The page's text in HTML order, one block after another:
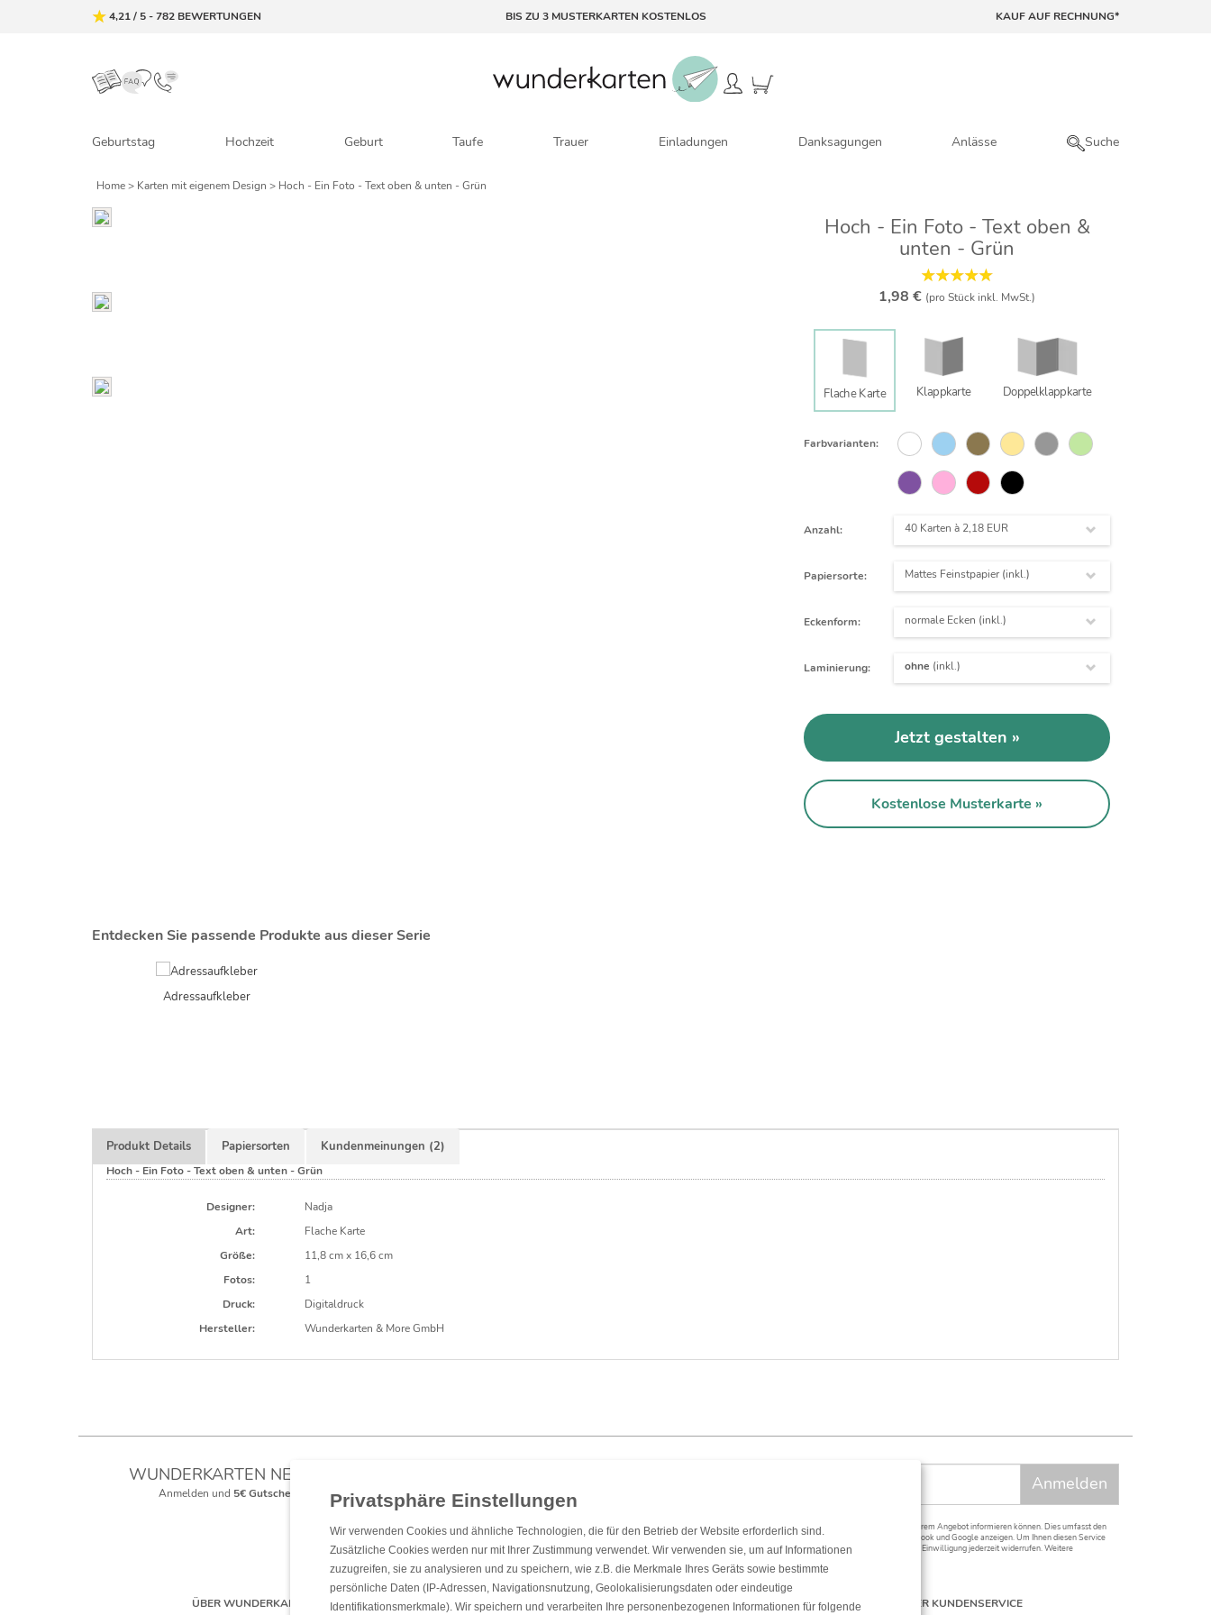
4,21/ 5-782 BEWERTUNGEN BIS ZU 3 MUSTERKARTEN KOSTENLOS KAUF AUF RECHNUNG*
Geburtstag Hochzeit Geburt Taufe Trauer Einladungen Danksagungen Anlässe Suche
Home> Karten mit eigenem Design > Hoch - Ein Foto - Text oben & unten - Grün
Hoch - Ein Foto - Text oben &
unten - Grün
1,98 € (pro Stück inkl. MwSt.)
Flache Karte Klappkarte Doppelklapp­karte
Farbvarianten:
Anzahl: 40 Karten à 2,18 EUR
Papiersorte: Mattes Feinstpapier (inkl.)
Eckenform: normale Ecken (inkl.)
Laminierung: ohne (inkl.)
Jetzt gestalten
Kostenlose Musterkarte
Entdecken Sie passende Produkte aus dieser Serie
Adressaufkleber
Produkt Details Papiersorten Kundenmeinungen (2)
Hoch - Ein Foto - Text oben & unten - Grün
Designer:
Nadja
Art:
Flache Karte
Größe:
11,8 cm x 16,6 cm
Fotos:
1
Druck:
Digitaldruck
Hersteller:
Wunderkarten & More GmbH
WUNDERKARTEN NEWSLETTER
Anmelden und 5€ Gutschein ** sichern!
Einwilligung zur Datennutzung für Marketingzwecke:Hiermit willigen Sie ein, dass wir Sie mit neuesten Informationen aus unserem Angebot informieren können. Dies umfasst den
Versand unseres Newsletters. Zudem können wir Ihnen Produktinformationen zu Ihren Interessen auf anderen Plattformen wie Facebook und Google anzeigen. Um Ihnen diesen Service
anbieten zu können, nutzen wir Ihre personenbezogenen Daten und teilen diese auch mit Dritten, wenn erforderlich. Sie können diese Einwilligung jederzeit widerrufen. Weitere
Informationen erhalten Sie in unserer Datenschutzerklärung.
ÜBER WUNDERKARTEN UNSER KUNDENSERVICE
EINFACHE UND SICHERE BEZAHLUNG
Wir verwenden Cookies und ähnliche Technologien, die für den Betrieb der Website erforderlich sind.
Zusätzliche Cookies werden nur mit Ihrer Zustimmung verwendet. Wir verwenden sie, um auf Informationen
zuzugreifen, sie zu analysieren und zu speichern, wie z.B. die Merkmale Ihres Geräts sowie bestimmte
persönliche Daten (IP-Adressen, Navigationsnutzung, Geolokalisierungsdaten oder eindeutige
Identifikationsmerkmale). Wir speichern und verarbeiten Ihre personenbezogenen Informationen für folgende